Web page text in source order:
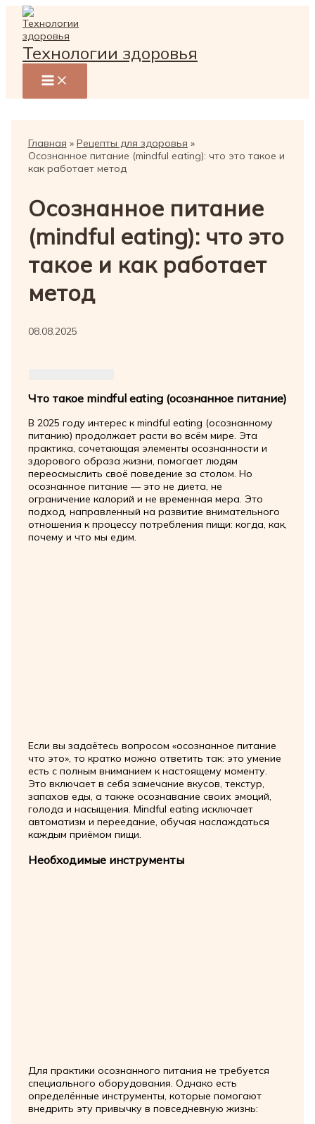
Перейти
содержимому
Технологии здоровья
Главная
Рецепты для здоровья
Осознанное питание (mindful eating): что это такое и
как работает метод
Осознанное питание
(mindful eating): что это
такое и как работает
метод
08.08.2025
Что такое mindful eating (осознанное питание)
В 2025 году интерес к mindful eating (осознанному
питанию) продолжает расти во всём мире. Эта
практика, сочетающая элементы осознанности и
здорового образа жизни, помогает людям
переосмыслить своё поведение за столом. Но
осознанное питание — это не диета, не
ограничение калорий и не временная мера. Это
подход, направленный на развитие внимательного
отношения к процессу потребления пищи: когда, как,
почему и что мы едим.
Если вы задаётесь вопросом «осознанное питание
что это», то кратко можно ответить так: это умение
есть с полным вниманием к настоящему моменту.
Это включает в себя замечание вкусов, текстур,
запахов еды, а также осознавание своих эмоций,
голода и насыщения. Mindful eating исключает
автоматизм и переедание, обучая наслаждаться
каждым приёмом пищи.
Необходимые инструменты
Для практики осознанного питания не требуется
специального оборудования. Однако есть
определённые инструменты, которые помогают
внедрить эту привычку в повседневную жизнь: